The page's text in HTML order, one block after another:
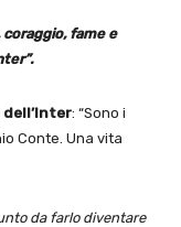
fame e
: “Sono i
Conte. Una vita
da farlo diventare